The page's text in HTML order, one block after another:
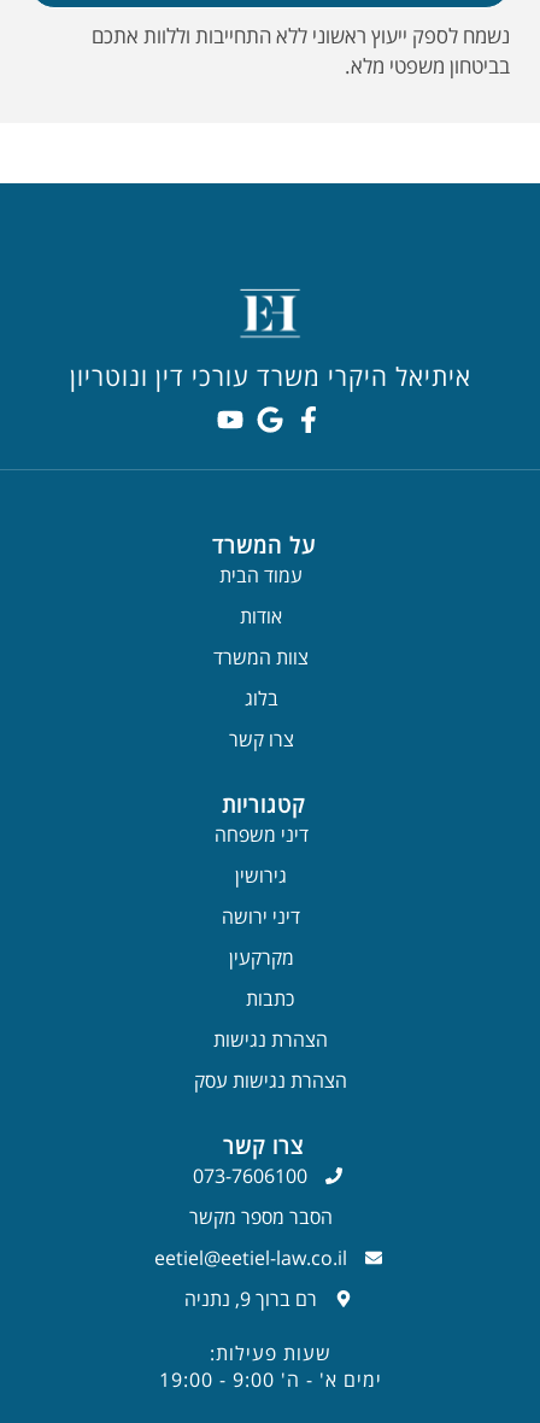
נשמח לספק ייעוץ ראשוני ללא התחייבות וללוות אתכם
בביטחון משפטי מלא.
איתיאל היקרי משרד עורכי דין ונוטריון
על המשרד
עמוד הבית
אודות
צוות המשרד
בלוג
צרו קשר
קטגוריות
דיני משפחה
גירושין
דיני ירושה
מקרקעין
כתבות
הצהרת נגישות
הצהרת נגישות עסק
צרו קשר
073-7606100
הסבר מספר מקשר
eetiel@eetiel-law.co.il
רם ברוך 9, נתניה
שעות פעילות:
ימים א' - ה' 9:00 - 19:00